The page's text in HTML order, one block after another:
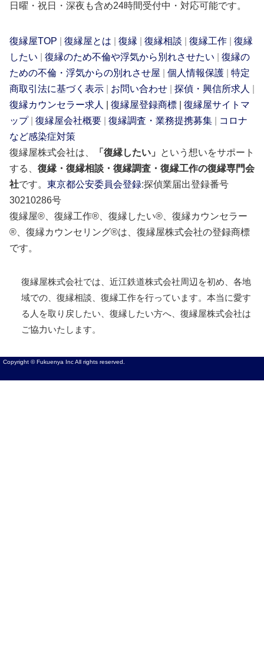
日曜・祝日・深夜も含め24時間受付中・対応可能です。
復縁屋TOP 復縁屋とは 復縁 復縁相談 復縁工作
復縁
したい
復縁のため不倫や浮気から別れさせたい
復縁の
ための不倫・浮気からの別れさせ屋
個人情報保護
特定
商取引法に基づく表示
お問い合わせ 探偵・興信所求人
復縁カウンセラー求人
復縁屋登録商標
復縁屋サイトマ
ップ| 復縁屋会社概要 復縁調査・業務提携募集
コロナ
など感染症対策
復縁屋株式会社は、
「復縁したい」
という想いをサポート
する、 復縁・復縁相談・復縁調査・復縁工作の復縁専門会
社です。 東京都公安委員会登録:探偵業届出登録番号
30210286号
復縁屋®、復縁工作®、復縁したい®、復縁カウンセラー
®、復縁カウンセリング®は、復縁屋株式会社の登録商標
です。
復縁屋株式会社では、近江鉄道株式会社周辺を初め、各地
域での、復縁相談、復縁工作を行っています。本当に愛す
る人を取り戻したい、復縁したい方へ、復縁屋株式会社は
ご協力いたします。
Copyright © Fukuenya Inc All rights reserved.